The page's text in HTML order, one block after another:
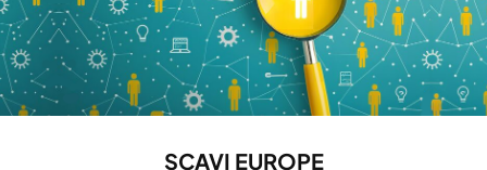
SCAVI EUROPE